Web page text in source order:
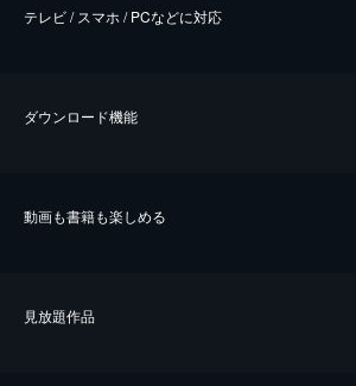
テレビ / スマホ / PCなどに対応
ダウンロード機能
動画も書籍も楽しめる
⾒放題作品